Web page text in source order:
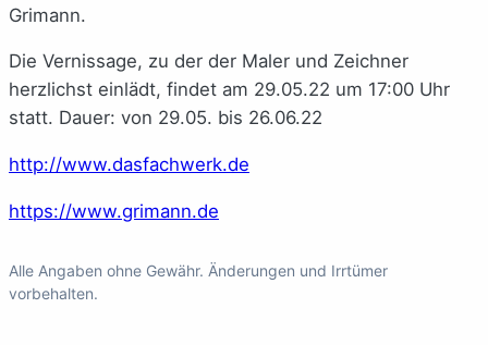
Grimann.
Die Vernissage, zu der der Maler und Zeichner
herzlichst einlädt, findet am 29.05.22 um 17:00 Uhr
statt. Dauer: von 29.05. bis 26.06.22
http://www.dasfachwerk.de
https://www.grimann.de
Alle Angaben ohne Gewähr. Änderungen und Irrtümer
vorbehalten.